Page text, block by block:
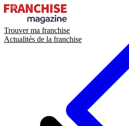
Trouver ma franchise
Actualités de la franchise